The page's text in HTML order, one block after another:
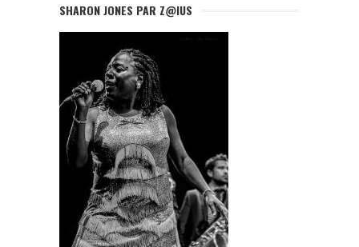
SHARON JONES PAR Z@IUS